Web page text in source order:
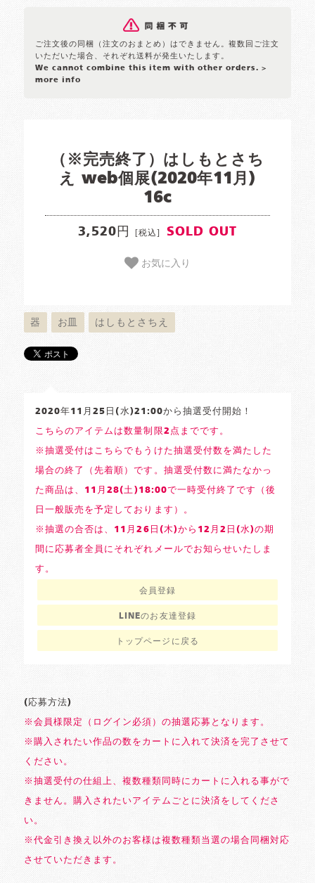
ご注文後の同梱（注文のおまとめ）はできません。複数回ご注文
いただいた場合、それぞれ送料が発生いたします。
We cannot combine this item with other orders. >
more info
（※完売終了）はしもとさち
え web個展(2020年11月)
16c
3,520円 [税込] SOLD OUT
お気に入り
器 お皿 はしもとさちえ
2020年11月25日(水)21:00から抽選受付開始！
こちらのアイテムは数量制限2点までです。
※抽選受付はこちらでもうけた抽選受付数を満たした
場合の終了（先着順）です。抽選受付数に満たなかっ
た商品は、11月28(土)18:00で一時受付終了です（後
日一般販売を予定しております）。
※抽選の合否は、11月26日(木)から12月2日(水)の期
間に応募者全員にそれぞれメールでお知らせいたしま
す。
会員登録
LINEのお友達登録
トップページに戻る
(応募方法)
※会員様限定（ログイン必須）の抽選応募となります。
※購入されたい作品の数をカートに入れて決済を完了させて
ください。
※抽選受付の仕組上、複数種類同時にカートに入れる事がで
きません。購入されたいアイテムごとに決済をしてくださ
い。
※代金引き換え以外のお客様は複数種類当選の場合同梱対応
させていただきます。